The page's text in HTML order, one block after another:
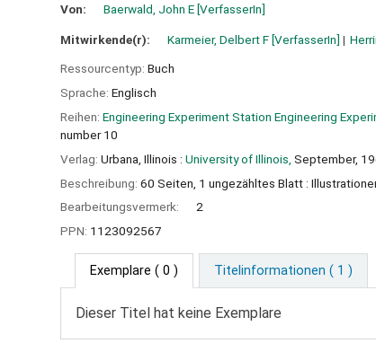
Von: Baerwald, John E[VerfasserIn]
Mitwirkende(r): Karmeier, Delbert F[VerfasserIn]
Ressourcentyp: Buch
Sprache: Englisch
Reihen: Engineering Experiment Station Engineering
number 10
Verlag: Urbana, Illinois : University of Illinois, September,
Beschreibung: 60 Seiten, 1 ungezähltes Blatt :
Bearbeitungsvermerk:
2
PPN: 1123092567
Exemplare ( 0 ) Titelinformationen ( 1 )
Dieser Titel hat keine Exemplare